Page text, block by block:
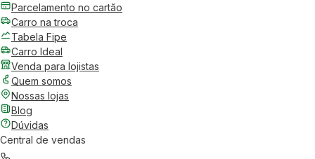
Parcelamento no cartão
Carro na troca
Tabela Fipe
Carro Ideal
Venda para lojistas
Quem somos
Nossas lojas
Blog
Dúvidas
Central de vendas